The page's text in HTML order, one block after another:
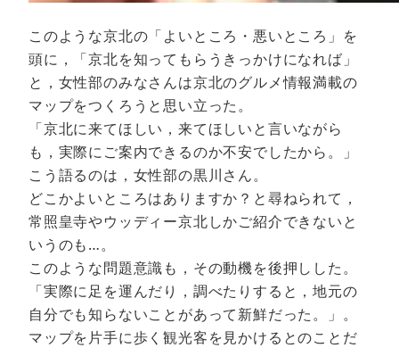
このような京北の「よいところ・悪いところ」を
頭に，「京北を知ってもらうきっかけになれば」
と，女性部のみなさんは京北のグルメ情報満載の
マップをつくろうと思い立った。
「京北に来てほしい，来てほしいと言いながら
も，実際にご案内できるのか不安でしたから。」
こう語るのは，女性部の黒川さん。
どこかよいところはありますか？と尋ねられて，
常照皇寺やウッディー京北しかご紹介できないと
いうのも…。
このような問題意識も，その動機を後押しした。
「実際に足を運んだり，調べたりすると，地元の
自分でも知らないことがあって新鮮だった。」。
マップを片手に歩く観光客を見かけるとのことだ